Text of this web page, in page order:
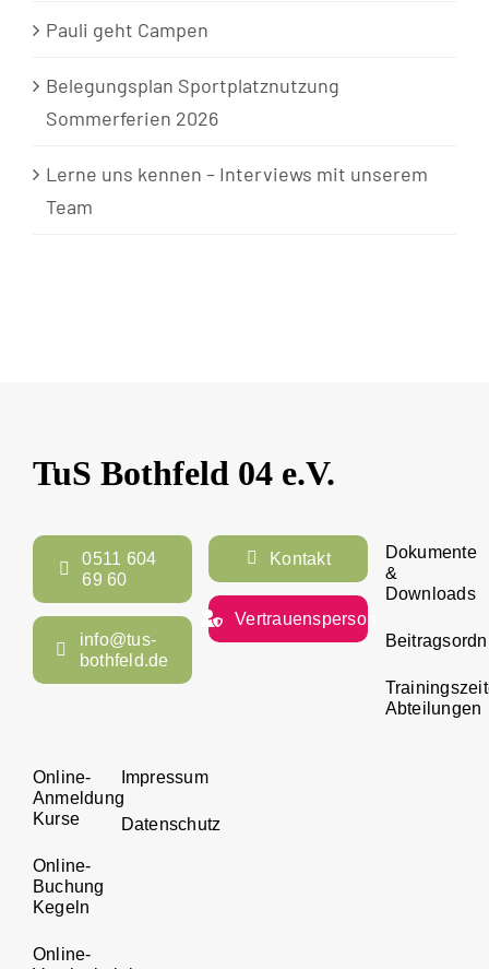
Pauli geht Campen
Belegungsplan Sportplatznutzung
Sommerferien 2026
Lerne uns kennen – Interviews mit unserem
Team
TuS Bothfeld 04 e.V.
0511 604
69 60
info@tus-
bothfeld.de
Kontakt
Vertrauensperson
Dokumente
&
Downloads
Abteilungen
Online-
Anmeldung
Kurse
Online-
Buchung
Kegeln
Online-
Impressum
Datenschutz